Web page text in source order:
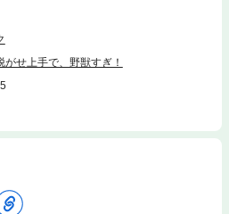
がせ上手で、野獣すぎ！